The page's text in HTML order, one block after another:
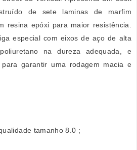
de sete laminas de marfim
resina epóxi para maior resistência.
especial com eixos de aço de alta
na dureza adequada, e
garantir uma rodagem macia e
tamanho 8.0 ;